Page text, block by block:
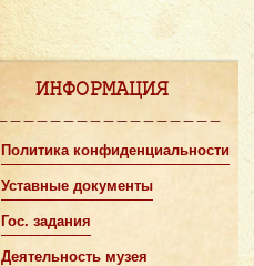
ИНФОРМАЦИЯ
Политика конфиденциальности
Уставные документы
Гос. задания
Деятельность музея